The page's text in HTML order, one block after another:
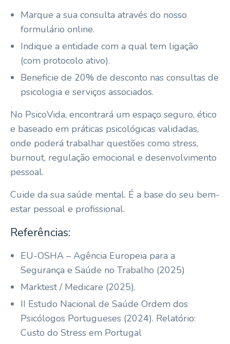
Marque a sua consulta através do nosso
formulário online.
Indique a entidade com a qual tem ligação
(com protocolo ativo).
Beneficie de 20% de desconto nas consultas de
psicologia e serviços associados.
No PsicoVida, encontrará um espaço seguro, ético
e baseado em práticas psicológicas validadas,
onde poderá trabalhar questões como stress,
burnout, regulação emocional e desenvolvimento
pessoal.
Cuide da sua saúde mental. É a base do seu bem-
estar pessoal e profissional.
Referências:
EU-OSHA – Agência Europeia para a
Segurança e Saúde no Trabalho (2025)
Marktest / Medicare (2025).
II Estudo Nacional de Saúde Ordem dos
Psicólogos Portugueses (2024). Relatório:
Custo do Stress em Portugal